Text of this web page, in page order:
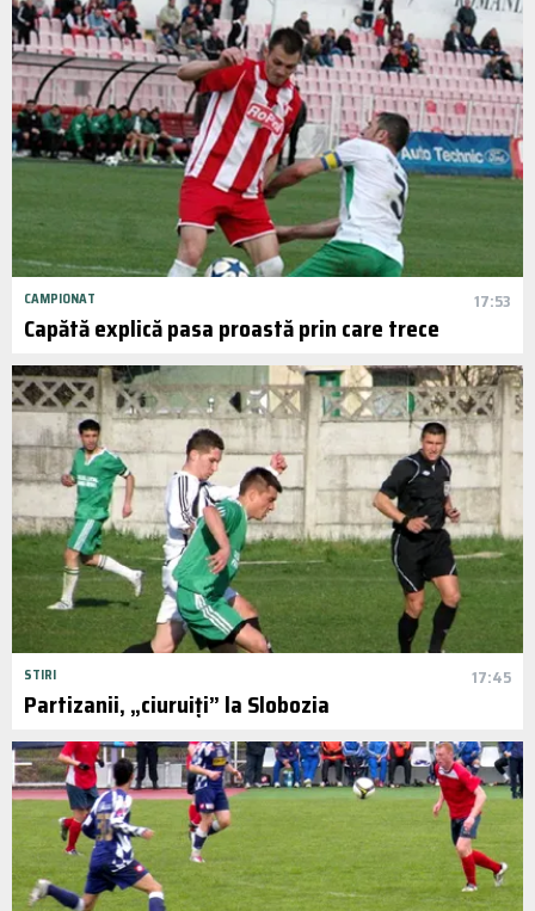
CAMPIONAT 17:53
Capătă explică pasa proastă prin care trece
STIRI 17:45
Partizanii, „ciuruiți” la Slobozia